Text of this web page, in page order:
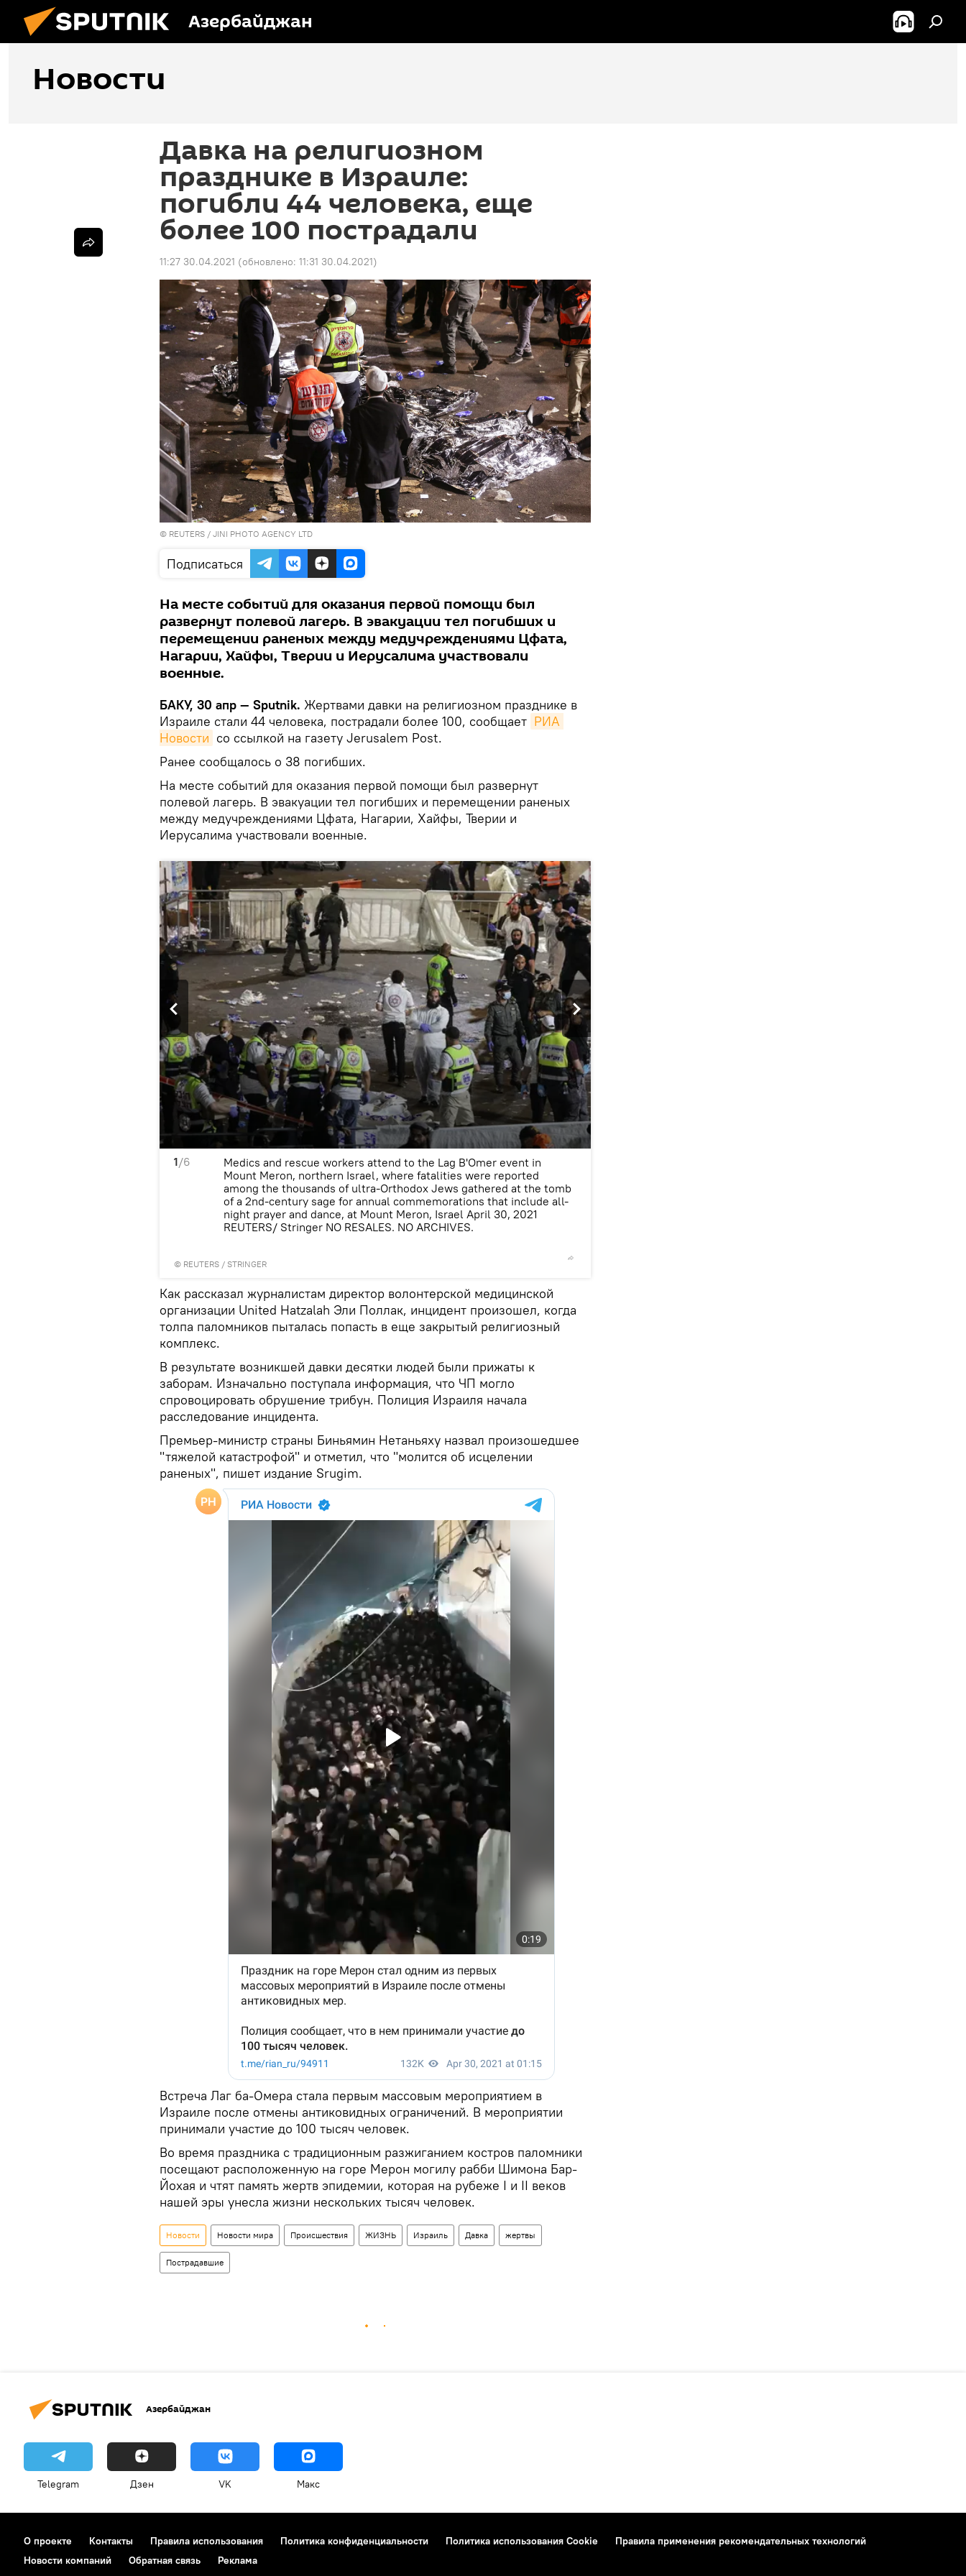
Азербайджан
Новости
Давка на религиозном
празднике в Израиле:
погибли 44 человека, еще
более 100 пострадали
11:27 30.04.2021 (обновлено: 11:31 30.04.2021)
© REUTERS / JINI PHOTO AGENCY LTD
Подписаться
На месте событий для оказания первой помощи был
развернут полевой лагерь. В эвакуации тел погибших и
перемещении раненых между медучреждениями Цфата,
Нагарии, Хайфы, Тверии и Иерусалима участвовали
военные.
БАКУ, 30 апр — Sputnik. Жертвами давки на религиозном празднике в
Израиле стали 44 человека, пострадали более 100, сообщает РИА
Новости со ссылкой на газету Jerusalem Post.
Ранее сообщалось о 38 погибших.
На месте событий для оказания первой помощи был развернут
полевой лагерь. В эвакуации тел погибших и перемещении раненых
между медучреждениями Цфата, Нагарии, Хайфы, Тверии и
Иерусалима участвовали военные.
1/6
© REUTERS / STRINGER
Medics and rescue workers attend to the Lag B'Omer event in
Mount Meron, northern Israel, where fatalities were reported
among the thousands of ultra-Orthodox Jews gathered at the tomb
of a 2nd-century sage for annual commemorations that include all-
night prayer and dance, at Mount Meron, Israel April 30, 2021
REUTERS/ Stringer NO RESALES. NO ARCHIVES.
Как рассказал журналистам директор волонтерской медицинской
организации United Hatzalah Эли Поллак, инцидент произошел, когда
толпа паломников пыталась попасть в еще закрытый религиозный
комплекс.
В результате возникшей давки десятки людей были прижаты к
заборам. Изначально поступала информация, что ЧП могло
спровоцировать обрушение трибун. Полиция Израиля начала
расследование инцидента.
Премьер-министр страны Биньямин Нетаньяху назвал произошедшее
"тяжелой катастрофой" и отметил, что "молится об исцелении
раненых", пишет издание Srugim.
Встреча Лаг ба-Омера стала первым массовым мероприятием в
Израиле после отмены антиковидных ограничений. В мероприятии
принимали участие до 100 тысяч человек.
Во время праздника с традиционным разжиганием костров паломники
посещают расположенную на горе Мерон могилу рабби Шимона Бар-
Йохая и чтят память жертв эпидемии, которая на рубеже I и II веков
нашей эры унесла жизни нескольких тысяч человек.
Новости Новости мира Происшествия ЖИЗНЬ Израиль Давка жертвы
Пострадавшие
Азербайджан
Telegram Дзен VK Макс
О проекте Контакты Правила использования Политика конфиденциальности Политика использования Cookie
Правила применения рекомендательных технологий
Новости компаний
Обратная связь Реклама